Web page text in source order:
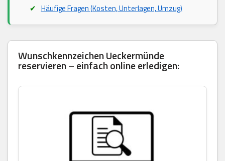
Häufige Fragen (Kosten, Unterlagen, Umzug)
Wunschkennzeichen Ueckermünde
reservieren – einfach online erledigen: